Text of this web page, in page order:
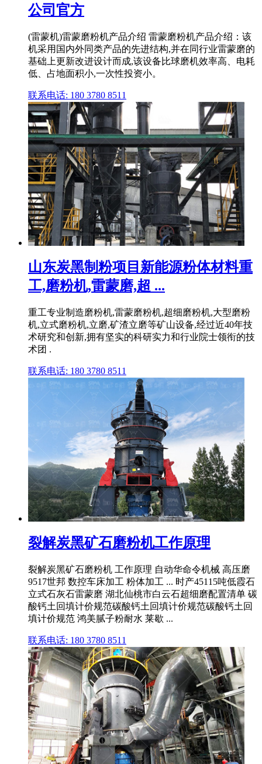
公司官方
(雷蒙机)雷蒙磨粉机产品介绍 雷蒙磨粉机产品介绍：该
机采用国内外同类产品的先进结构,并在同行业雷蒙磨的
基础上更新改进设计而成,该设备比球磨机效率高、电耗
低、占地面积小,一次性投资小。
联系电话: 180 3780 8511
山东炭黑制粉项目新能源粉体材料重
工,磨粉机,雷蒙磨,超 ...
重工专业制造磨粉机,雷蒙磨粉机,超细磨粉机,大型磨粉
机,立式磨粉机,立磨,矿渣立磨等矿山设备,经过近40年技
术研究和创新,拥有坚实的科研实力和行业院士领衔的技
术团 .
联系电话: 180 3780 8511
裂解炭黑矿石磨粉机工作原理
裂解炭黑矿石磨粉机 工作原理 自动华命令机械 高压磨
9517世邦 数控车床加工 粉体加工 ... 时产45115吨低霞石
立式石灰石雷蒙磨 湖北仙桃市白云石超细磨配置清单 碳
酸钙土回填计价规范碳酸钙土回填计价规范碳酸钙土回
填计价规范 鸿美腻子粉耐水 莱歇 ...
联系电话: 180 3780 8511